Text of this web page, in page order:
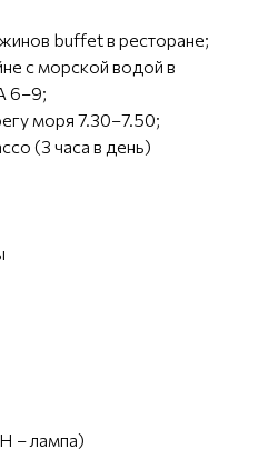
buffet в ресторане;
с морской водой в
6–9;
моря 7.30–7.50;
(3 часа в день)
– лампа)